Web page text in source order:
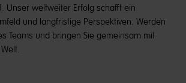
Unser weltweiter Erfolg schafft ein
und langfristige Perspektiven. Werden
Teams und bringen Sie gemeinsam mit